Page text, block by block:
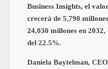
Business Insights, el
crecerá de 5,790
24,030 millones en
del 22.5%.
Daniela Baytelman,